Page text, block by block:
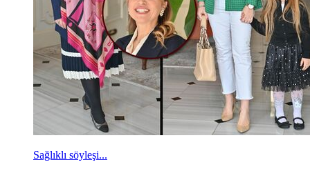
Sağlıklı söyleşi...